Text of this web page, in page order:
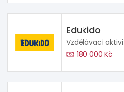
Edukido
Vzdělávací
180 000 Kč